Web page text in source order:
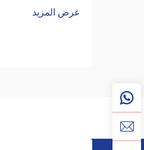
عرض المزيد